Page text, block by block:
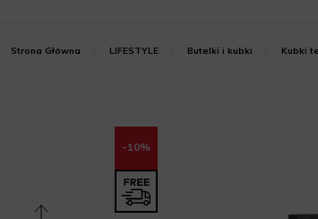
Strona Główna LIFESTYLE Butelki i kubki Kubki
-10%